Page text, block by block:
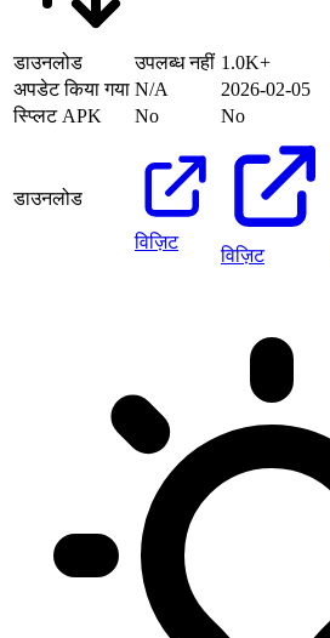
डाउनलोड उपलब्ध नहीं 1.0K+
अपडेट किया गया N/A 2026-02-05
स्प्लिट APK
No No
डाउनलोड
विज़िट
विज़िट